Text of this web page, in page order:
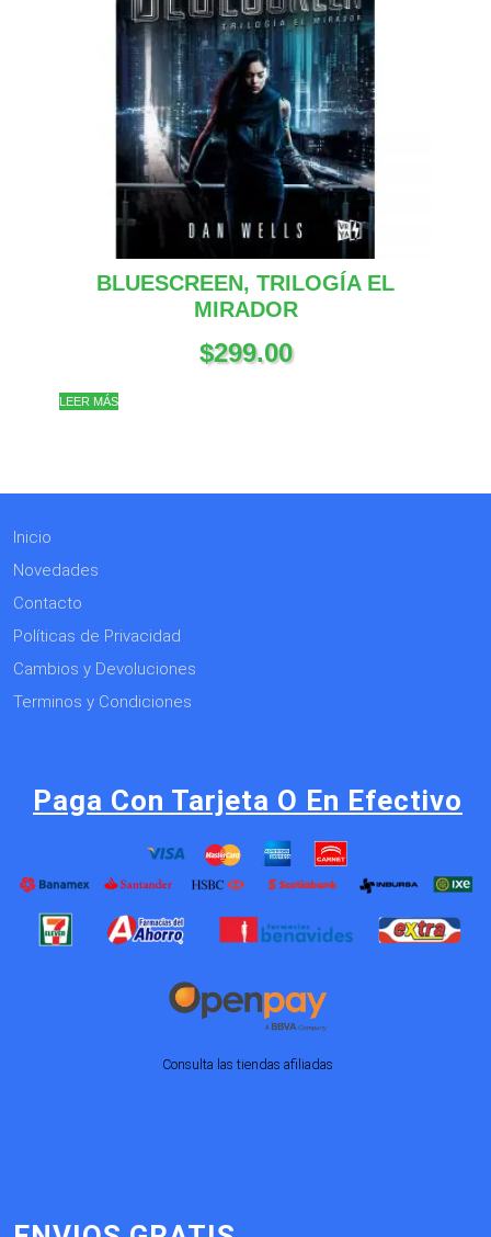
BLUESCREEN, TRILOGÍA EL
MIRADOR
$299.00
LEER MÁS
Inicio
Novedades
Contacto
Políticas de Privacidad
Cambios y Devoluciones
Terminos y Condiciones
Paga Con Tarjeta O En Efectivo
Consulta las tiendas afiliadas